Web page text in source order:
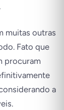
muitas outras
Fato que
procuram
a